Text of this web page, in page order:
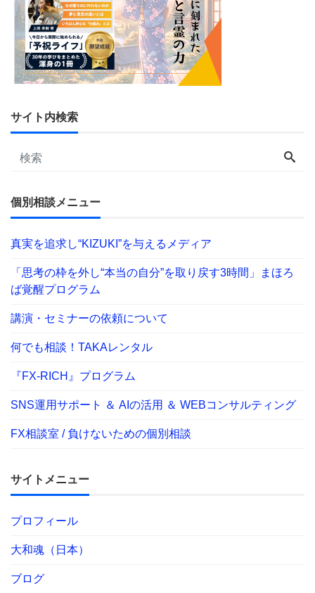
サイト内検索
個別相談メニュー
真実を追求し“KIZUKI”を与えるメディア
「思考の枠を外し“本当の自分”を取り戻す3時間」まほろ
ば覚醒プログラム
講演・セミナーの依頼について
何でも相談！TAKAレンタル
『FX-RICH』プログラム
SNS運用サポート ＆ AIの活用 ＆ WEBコンサルティング
FX相談室 / 負けないための個別相談
サイトメニュー
プロフィール
大和魂（日本）
ブログ